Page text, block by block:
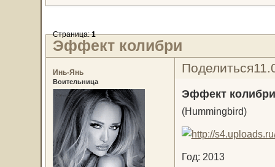
Эффект колибри
Страница:1
Поделиться
Инь-Янь
Воительница
Эффект колибри
(Hummingbird)
Год: 2013